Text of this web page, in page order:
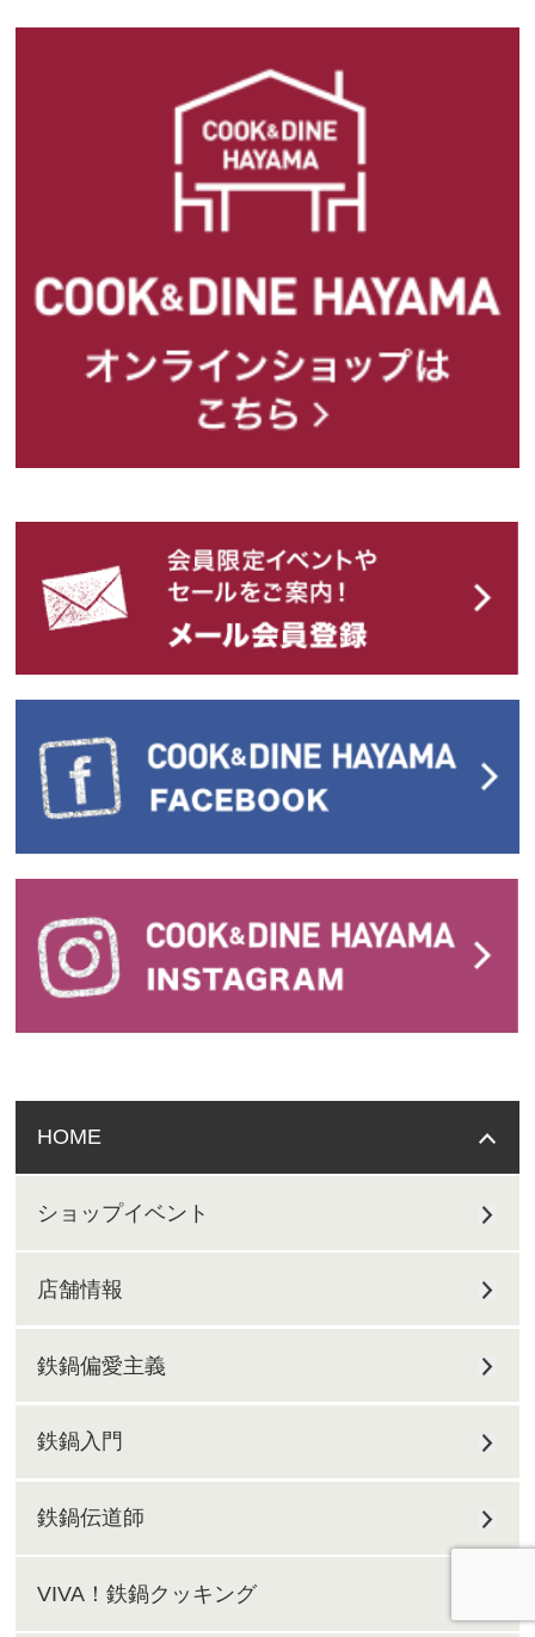
HOME
ショップイベント
店舗情報
鉄鍋偏愛主義
鉄鍋入門
鉄鍋伝道師
VIVA！鉄鍋クッキング